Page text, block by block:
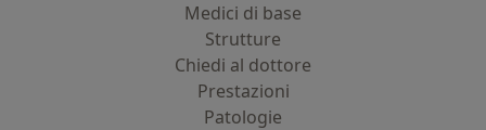
Medici di base
Strutture
Chiedi al dottore
Prestazioni
Patologie